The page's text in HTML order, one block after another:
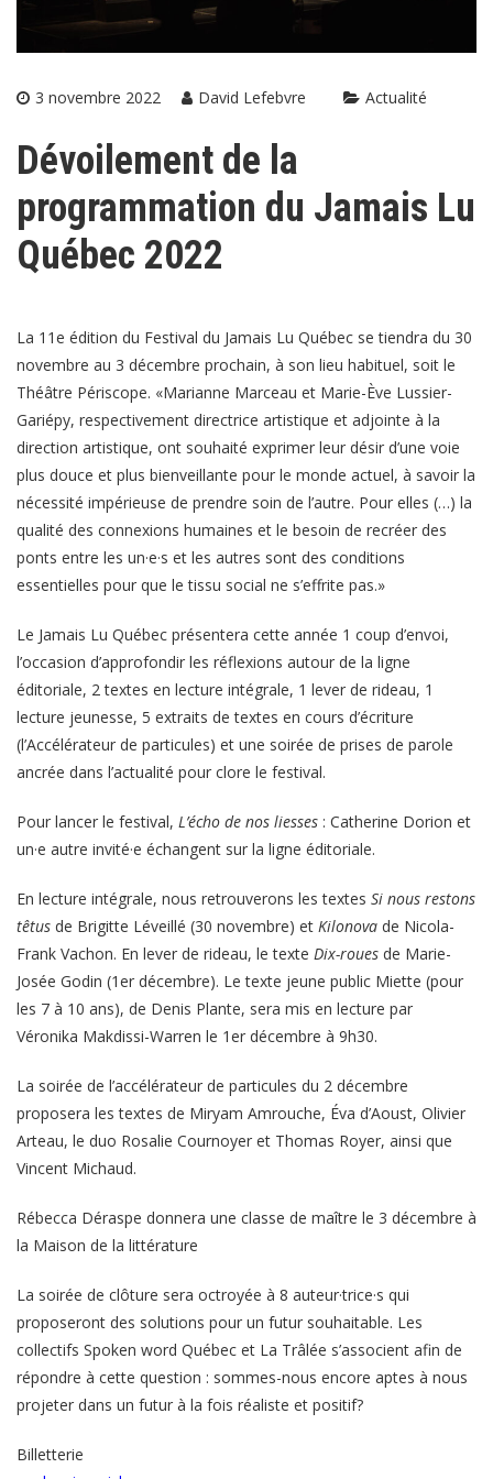
3 novembre 2022 David Lefebvre Actualité
Dévoilement de la
programmation du Jamais Lu
Québec 2022
La 11e édition du Festival du Jamais Lu Québec se tiendra du 30
novembre au 3 décembre prochain, à son lieu habituel, soit le
Théâtre Périscope. «Marianne Marceau et Marie-Ève Lussier-
Gariépy, respectivement directrice artistique et adjointe à la
direction artistique, ont souhaité exprimer leur désir d’une voie
plus douce et plus bienveillante pour le monde actuel, à savoir la
nécessité impérieuse de prendre soin de l’autre. Pour elles (…) la
qualité des connexions humaines et le besoin de recréer des
ponts entre les un·e·s et les autres sont des conditions
essentielles pour que le tissu social ne s’effrite pas.»
Le Jamais Lu Québec présentera cette année 1 coup d’envoi,
l’occasion d’approfondir les réflexions autour de la ligne
éditoriale, 2 textes en lecture intégrale, 1 lever de rideau, 1
lecture jeunesse, 5 extraits de textes en cours d’écriture
(l’Accélérateur de particules) et une soirée de prises de parole
ancrée dans l’actualité pour clore le festival.
Pour lancer le festival, L’écho de nos liesses : Catherine Dorion et
un·e autre invité·e échangent sur la ligne éditoriale.
En lecture intégrale, nous retrouverons les textes Si nous restons
têtus de Brigitte Léveillé (30 novembre) et Kilonova de Nicola-
Frank Vachon. En lever de rideau, le texte Dix-roues de Marie-
Josée Godin (1er décembre). Le texte jeune public Miette (pour
les 7 à 10 ans), de Denis Plante, sera mis en lecture par
Véronika Makdissi-Warren le 1er décembre à 9h30.
La soirée de l’accélérateur de particules du 2 décembre
proposera les textes de Miryam Amrouche, Éva d’Aoust, Olivier
Arteau, le duo Rosalie Cournoyer et Thomas Royer, ainsi que
Vincent Michaud.
Rébecca Déraspe donnera une classe de maître le 3 décembre à
la Maison de la littérature
La soirée de clôture sera octroyée à 8 auteur·trice·s qui
proposeront des solutions pour un futur souhaitable. Les
collectifs Spoken word Québec et La Trâlée s’associent afin de
répondre à cette question : sommes-nous encore aptes à nous
projeter dans un futur à la fois réaliste et positif?
Billetterie